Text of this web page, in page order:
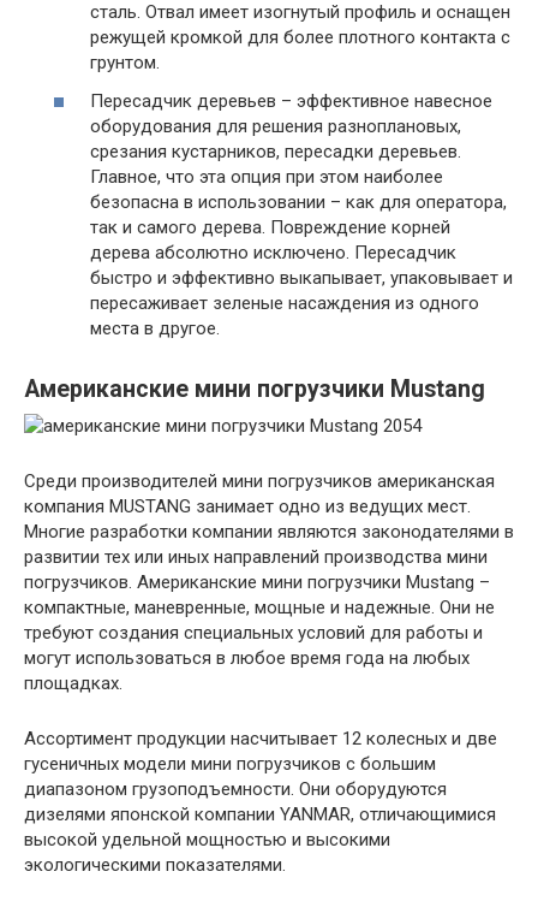
сталь. Отвал имеет изогнутый профиль и оснащен
режущей кромкой для более плотного контакта с
грунтом.
Пересадчик деревьев – эффективное навесное
оборудования для решения разноплановых,
срезания кустарников, пересадки деревьев.
Главное, что эта опция при этом наиболее
безопасна в использовании – как для оператора,
так и самого дерева. Повреждение корней
дерева абсолютно исключено. Пересадчик
быстро и эффективно выкапывает, упаковывает и
пересаживает зеленые насаждения из одного
места в другое.
Американские мини погрузчики Mustang
Среди производителей мини погрузчиков американская
компания MUSTANG занимает одно из ведущих мест.
Многие разработки компании являются законодателями в
развитии тех или иных направлений производства мини
погрузчиков. Американские мини погрузчики Mustang –
компактные, маневренные, мощные и надежные. Они не
требуют создания специальных условий для работы и
могут использоваться в любое время года на любых
площадках.
Ассортимент продукции насчитывает 12 колесных и две
гусеничных модели мини погрузчиков с большим
диапазоном грузоподъемности. Они оборудуются
дизелями японской компании YANMAR, отличающимися
высокой удельной мощностью и высокими
экологическими показателями.